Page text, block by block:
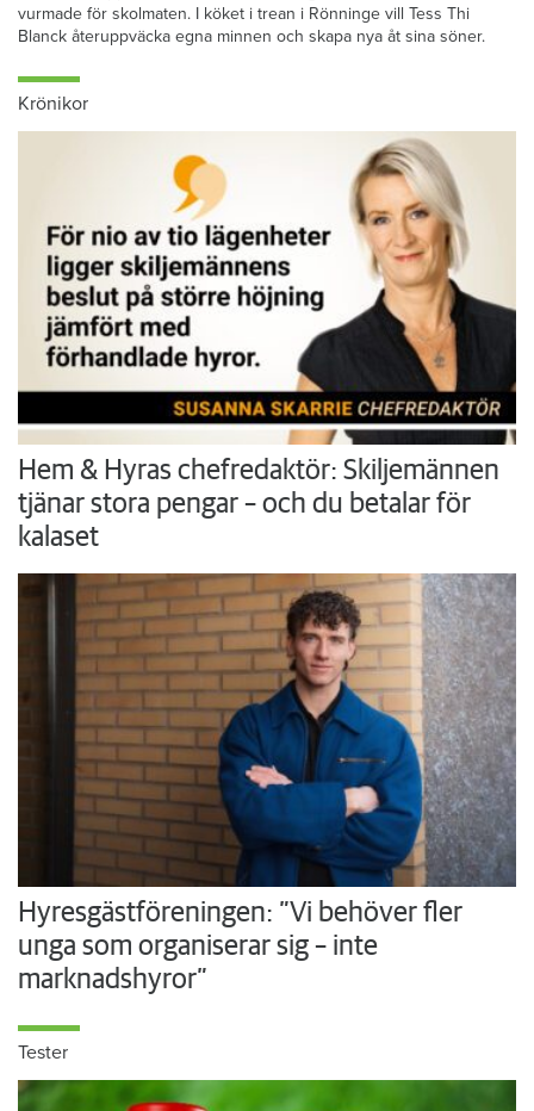
vurmade för skolmaten. I köket i trean i Rönninge vill Tess Thi
Blanck återuppväcka egna minnen och skapa nya åt sina söner.
Krönikor
Hem & Hyras chefredaktör: Skiljemännen
tjänar stora pengar – och du betalar för
kalaset
Hyresgästföreningen: ”Vi behöver fler
unga som organiserar sig – inte
marknadshyror”
Tester